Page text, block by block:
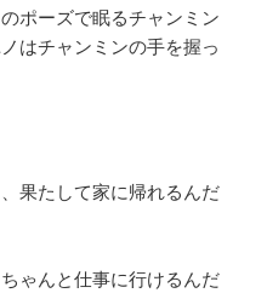
ポーズで眠るチャンミン
はチャンミンの手を握っ
果たして家に帰れるんだ
ゃんと仕事に行けるんだ